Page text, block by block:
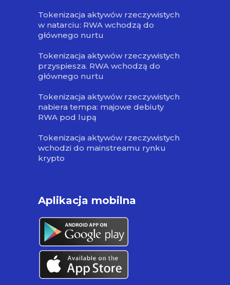
Tokenizacja aktywów rzeczywistych
w natarciu: RWA wchodzą do
głównego nurtu
Tokenizacja aktywów rzeczywistych
przyspiesza. RWA wchodzą do
głównego nurtu
Tokenizacja aktywów rzeczywistych
nabiera tempa: majowe debiuty
RWA pod lupą
Tokenizacja aktywów rzeczywistych
wchodzi do mainstreamu rynku
krypto
Aplikacja mobilna